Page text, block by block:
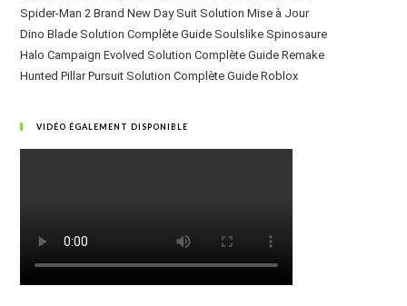
Spider-Man 2 Brand New Day Suit Solution Mise à Jour
Dino Blade Solution Complète Guide Soulslike Spinosaure
Halo Campaign Evolved Solution Complète Guide Remake
Hunted Pillar Pursuit Solution Complète Guide Roblox
VIDÉO ÉGALEMENT DISPONIBLE